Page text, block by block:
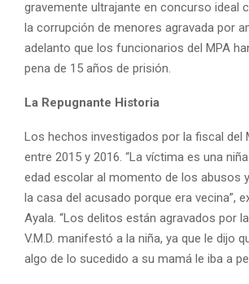
gravemente ultrajante en concurso ideal
la corrupción de menores agravada por
adelanto que los funcionarios del MPA
pena de 15 años de prisión.
La Repugnante Historia
Los hechos investigados por la fiscal del
entre 2015 y 2016. “La víctima es una
edad escolar al momento de los abusos
la casa del acusado porque era vecina”,
Ayala. “Los delitos están agravados por
V.M.D. manifestó a la niña, ya que le dijo
algo de lo sucedido a su mamá le iba a